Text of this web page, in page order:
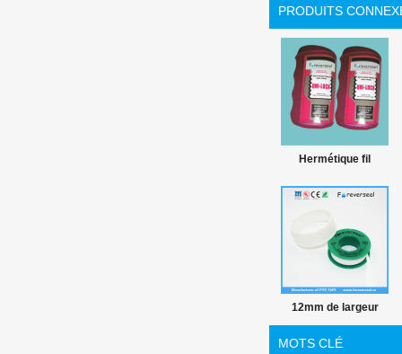
PRODUITS
Hermétique fil
cordon
12mm de largeur
Ptfe ruban
MOTS CLÉ